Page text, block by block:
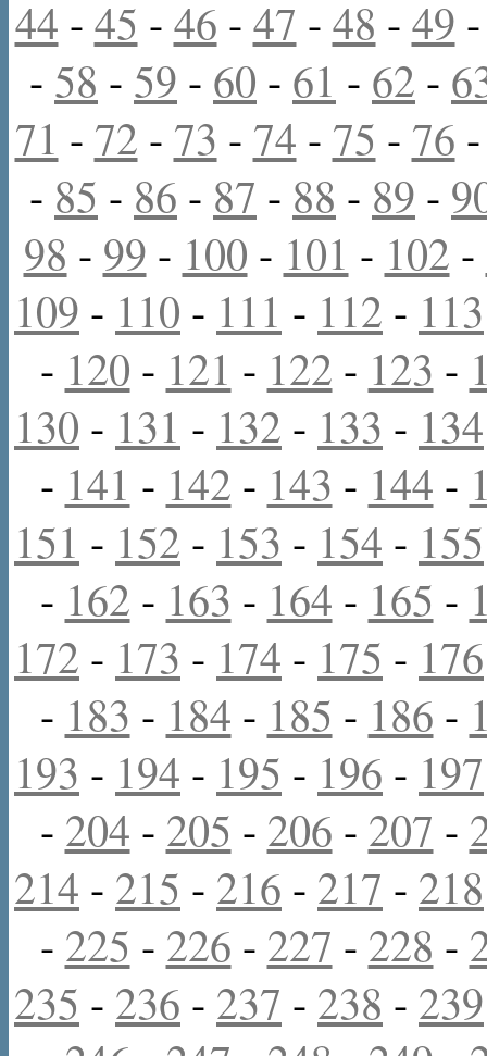
44 - 45 - 46 - 47 - 48 - 49
- 58 - 59 - 60 - 61 - 62 -
71 - 72 - 73 - 74 - 75 - 76
- 85 - 86 - 87 - 88 - 89 -
98 - 99 - 100 - 101 - 102 -
109 - 110 - 111 - 112 - 113
- 120 - 121 - 122 - 123 -
130 - 131 - 132 - 133 - 134
- 141 - 142 - 143 - 144 -
151 - 152 - 153 - 154 - 155
- 162 - 163 - 164 - 165 -
172 - 173 - 174 - 175 - 176
- 183 - 184 - 185 - 186 -
193 - 194 - 195 - 196 - 197
- 204 - 205 - 206 - 207 -
214 - 215 - 216 - 217 - 218
- 225 - 226 - 227 - 228 -
235 - 236 - 237 - 238 - 239